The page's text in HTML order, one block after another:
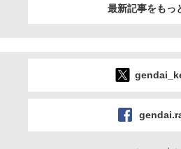
最新記事をもっ